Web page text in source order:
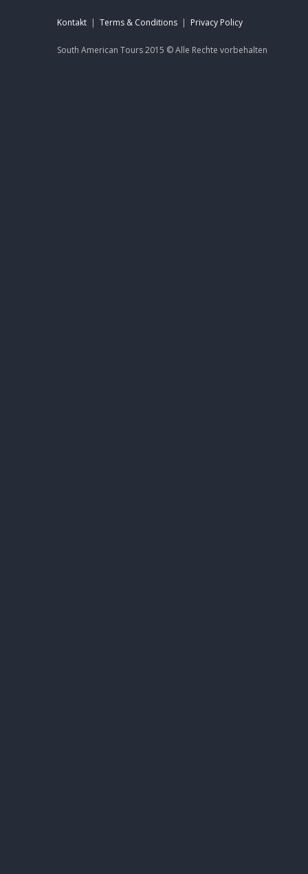
Kontakt | Terms & Conditions | Privacy Policy
South American Tours 2015 ©Alle Rechte vorbehalten